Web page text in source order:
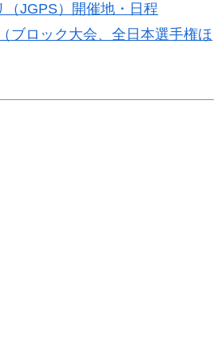
JGPS）開催地・日程
ブロック大会、全日本選手権ほ